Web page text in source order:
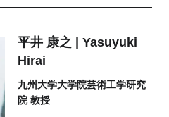
平井 康之 | Yasuyuki
Hirai
九州大学大学院芸術工学研究
院 教授